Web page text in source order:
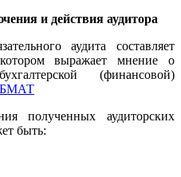
и действия аудитора
аудита составляет
выражает мнение о
(финансовой)
БМАТ
полученных аудиторских
быть: